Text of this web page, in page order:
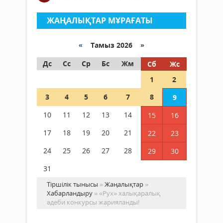
ЖАҢАЛЫҚТАР МҰРАҒАТЫ
« Тамыз 2026 »
Дс
Сс Ср Бс Жм Сб
Жс
1
2
3
4 5 6 7 8
9
10
11 12 13 14 15
16
17
18 19 20 21 22
23
24
25 26 27 28 29
30
31
Тіршілік тынысы »Жаңалықтар »
Хабарландыру » «Рух» халықаралық
әдеби конкурсы жарияланды!